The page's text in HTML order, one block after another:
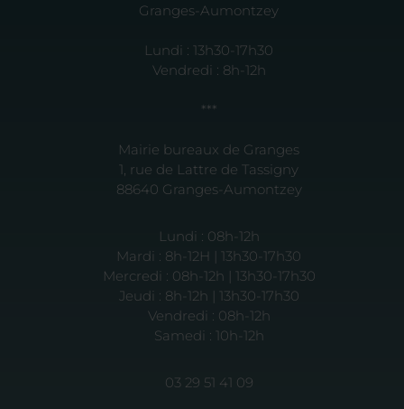
Granges-Aumontzey
Lundi : 13h30-17h30
Vendredi : 8h-12h
***
Mairie bureaux de Granges
1, rue de Lattre de Tassigny
88640 Granges-Aumontzey
Lundi : 08h-12h
Mardi : 8h-12H | 13h30-17h30
Mercredi : 08h-12h | 13h30-17h30
Jeudi : 8h-12h | 13h30-17h30
Vendredi : 08h-12h
Samedi : 10h-12h
03 29 51 41 09